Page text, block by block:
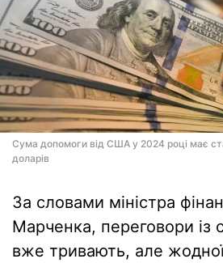
Сума допомоги від США у 2024 році має
доларів
За словами міністра
Марченка, переговори із
вже тривають, але